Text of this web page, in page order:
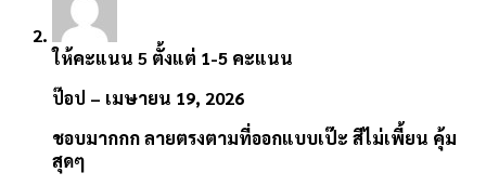
ให้คะแนน 5 ตั้งแต่ 1-5 คะแนน
ป๊อป – เมษายน 19, 2026
ชอบมากกก ลายตรงตามที่ออกแบบเป๊ะ สีไม่เพี้ยน คุ้ม
สุดๆ